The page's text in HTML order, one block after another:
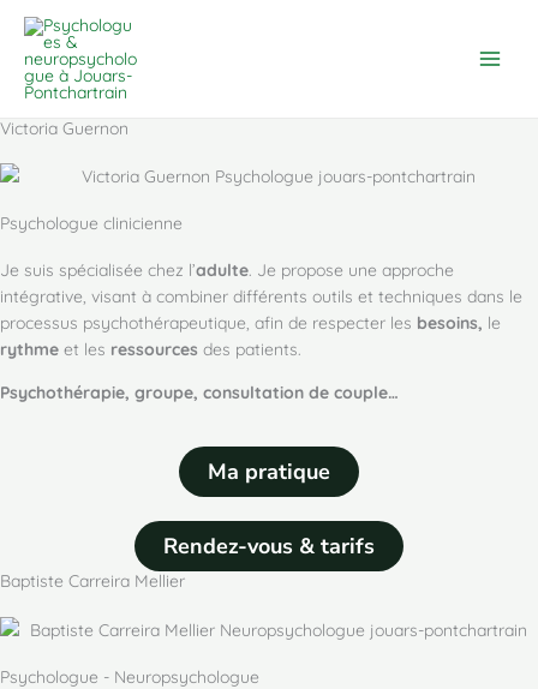
Aller
contenu
Victoria Guernon
Psychologue clinicienne
Je suis spécialisée chez l’adulte. Je propose une approche
intégrative, visant à combiner différents outils et techniques dans le
processus psychothérapeutique, afin de respecter les besoins, le
rythme et les ressources des patients.
Psychothérapie, groupe, consultation de couple…
Ma pratique
Rendez-vous & tarifs
Baptiste Carreira Mellier
Psychologue - Neuropsychologue